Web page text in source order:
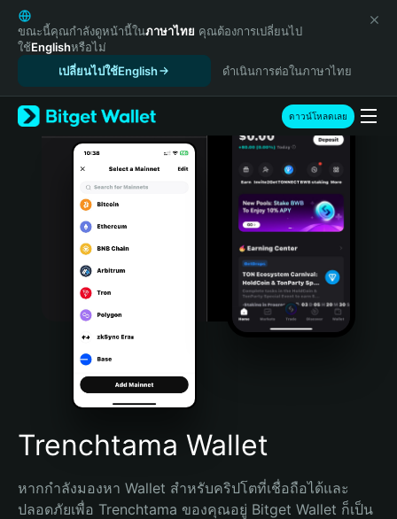
English
日本語
Tiếng Việt
Español (Latinoamérica)
Türkçe
Italiano
Português (Portugal)
Bahasa Indonesia
Português (Brasil)
Español (Argentina)
ขณะนี้คุณกำลังดูหน้านี้ในภาษาไทย คุณต้องการเปลี่ยนไป
ใช้Englishหรือไม่
เปลี่ยนไปใช้English
ดำเนินการต่อในภาษาไทย
ดาวน์โหลดเลย
Trenchtama Wallet
หากกำลังมองหา Wallet สำหรับคริปโตที่เชื่อถือได้และ
ปลอดภัยเพื่อ Trenchtama ของคุณอยู่ Bitget Wallet ก็เป็น